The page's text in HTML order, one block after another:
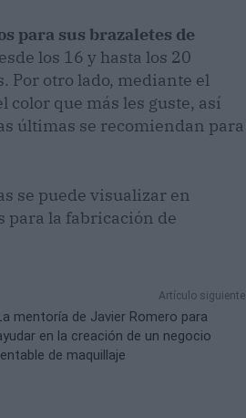
para sus brazaletes de
los 16 y hasta los 20
Por otro lado, mediante el
que más les guste, así
últimas se recomiendan para
se puede visualizar en
para la fabricación de
Artículo siguiente
mentoría de Javier Romero para
en la creación de un negocio
de maquillaje